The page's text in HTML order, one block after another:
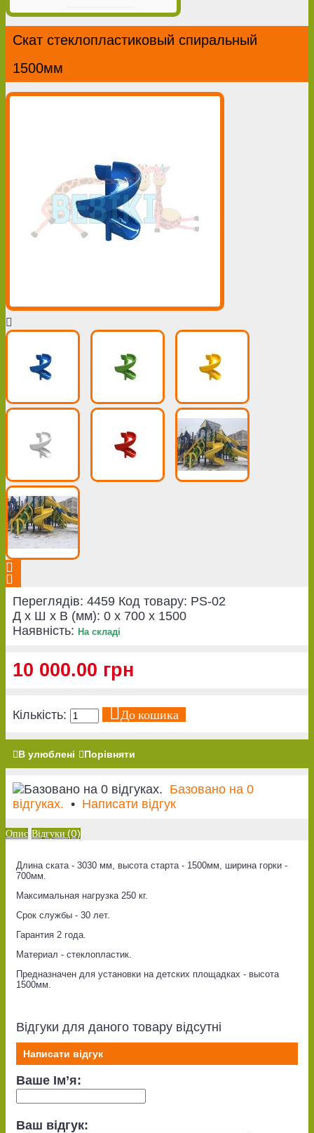
Скат стеклопластиковый спиральный
1500мм
Переглядів: 4459 Код товару: PS-02
Д x Ш x В (мм): 0 x 700 x 1500
Наявність: На складі
10 000.00 грн
Кількість: До кошика
В улюблені Порівняти
Базовано на 0
відгуках. • Написати відгук
Опис Відгуки (0)
Длина ската - 3030 мм, высота старта - 1500мм, ширина горки -
700мм.
Максимальная нагрузка 250 кг.
Срок службы - 30 лет.
Гарантия 2 года.
Материал - стеклопластик.
Предназначен для установки на детских площадках - высота
1500мм.
Відгуки для даного товару відсутні
Написати відгук
Ваше Ім’я:
Ваш відгук: